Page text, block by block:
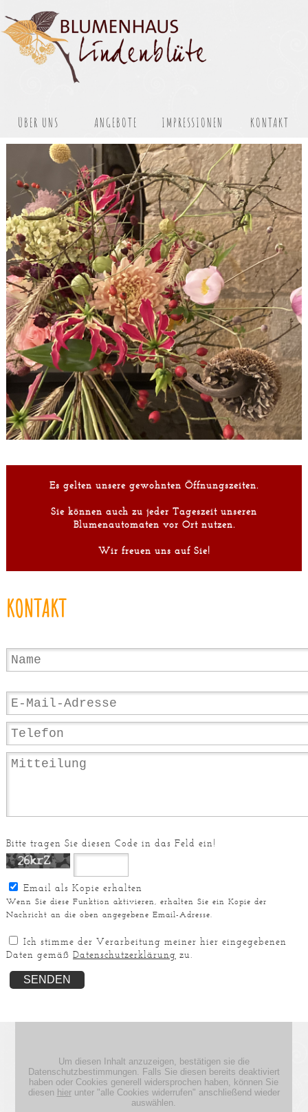
ÜBER UNS ANGEBOTE IMPRESSIONEN KONTAKT
Es gelten unsere gewohnten Öffnungszeiten.
Sie können auch zu jeder Tageszeit unseren
Blumenautomaten vor Ort nutzen.
Wir freuen uns auf Sie!
KONTAKT
Bitte tragen Sie diesen Code in das Feld ein!
Email als Kopie erhalten
Wenn Sie diese Funktion aktivieren, erhalten Sie ein Kopie der
Nachricht an die oben angegebene Email-Adresse.
Ich stimme der Verarbeitung meiner hier eingegebenen
Daten gemäß Datenschutzerklärung zu.